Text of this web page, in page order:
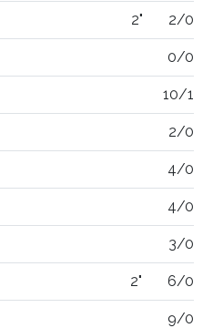
2" 2/0
0/0
10/1
2/0
4/0
4/0
3/0
2" 6/0
9/0